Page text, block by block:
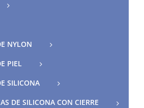
NYLON
PIEL
SILICONA
DE SILICONA CON CIERRE